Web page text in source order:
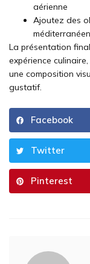
aérienne
Ajoutez des
La présentation
expérience
une composition
gustatif.
Facebook
Twitter
Pinterest